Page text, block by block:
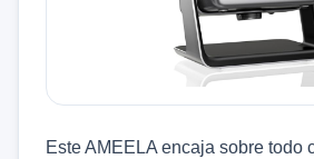
Este AMEELA encaja sobre todo